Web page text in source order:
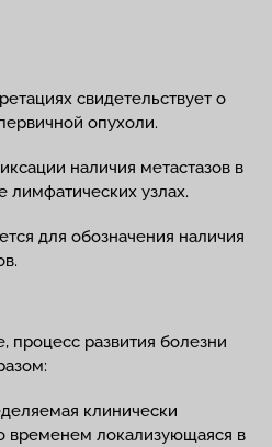
свидетельствует о
опухоли.
наличия метастазов в
лимфатических узлах.
для обозначения наличия
процесс развития болезни
клинически
временем локализующаяся в